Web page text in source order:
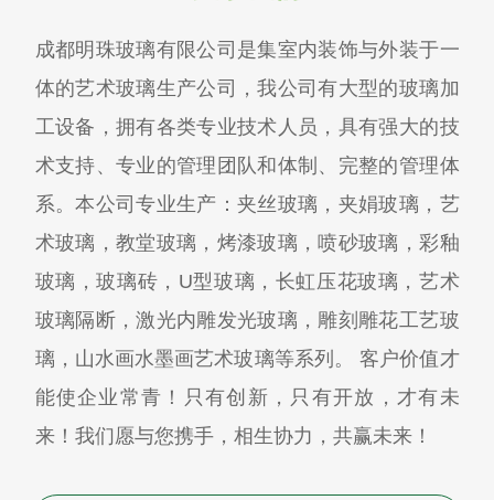
成都明珠玻璃有限公司是集室内装饰与外装于一
体的艺术玻璃生产公司，我公司有大型的玻璃加
工设备，拥有各类专业技术人员，具有强大的技
术支持、专业的管理团队和体制、完整的管理体
系。本公司专业生产：夹丝玻璃，夹娟玻璃，艺
术玻璃，教堂玻璃，烤漆玻璃，喷砂玻璃，彩釉
玻璃，玻璃砖，U型玻璃，长虹压花玻璃，艺术
玻璃隔断，激光内雕发光玻璃，雕刻雕花工艺玻
璃，山水画水墨画艺术玻璃等系列。 客户价值才
能使企业常青！只有创新，只有开放，才有未
来！我们愿与您携手，相生协力，共赢未来！